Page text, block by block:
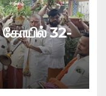
கோயில் 32-